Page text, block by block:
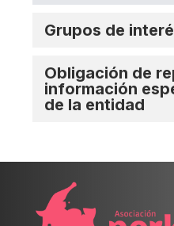
Grupos de
Obligación de
información
de la entidad